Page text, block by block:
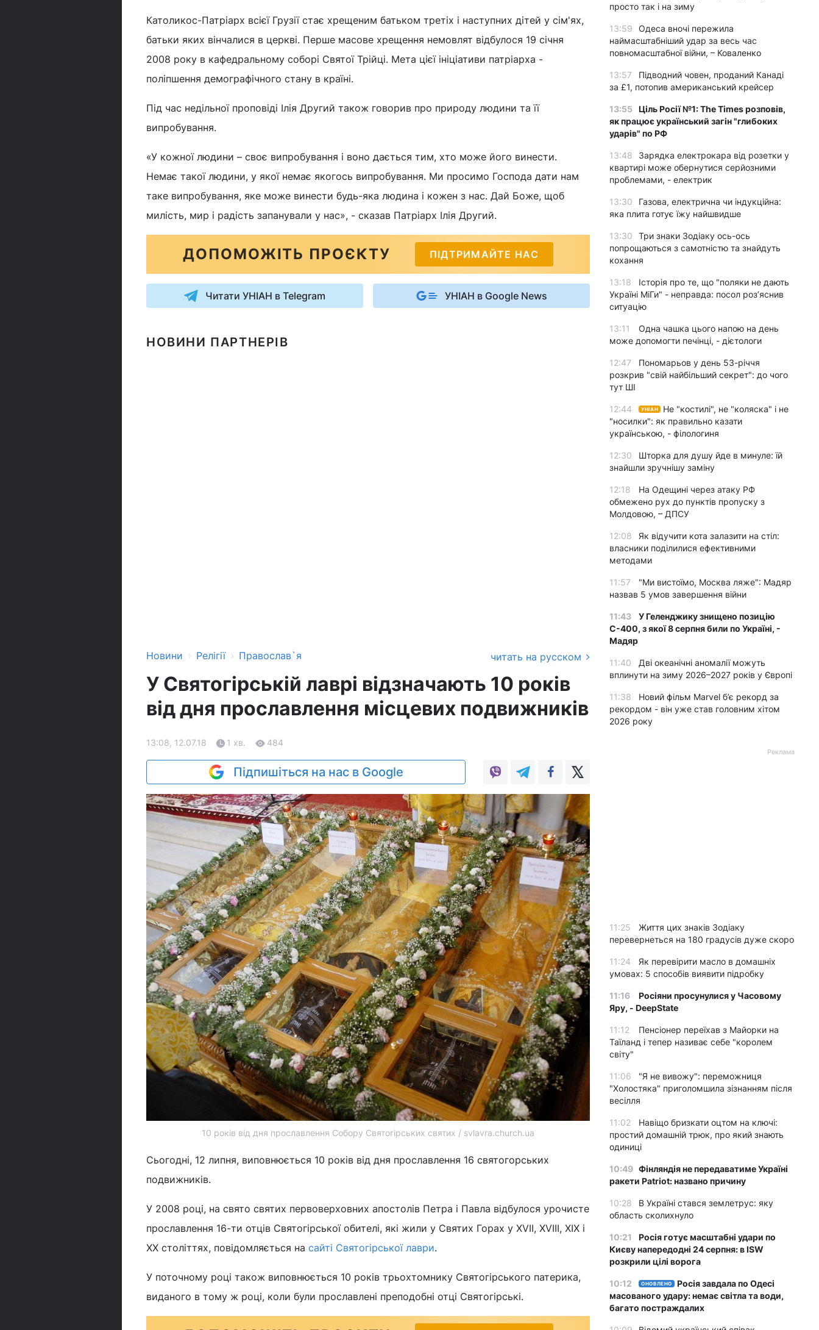
Католикос-Патріарх всієї Грузії стає хрещеним батьком третіх і наступних дітей у сім'ях,
батьки яких вінчалися в церкві. Перше масове хрещення немовлят відбулося 19 січня
2008 року в кафедральному соборі Святої Трійці. Мета цієї ініціативи патріарха -
поліпшення демографічного стану в країні.
Під час недільної проповіді Ілія Другий також говорив про природу людини та її
випробування.
«У кожної людини – своє випробування і воно дається тим, хто може його винести.
Немає такої людини, у якої немає якогось випробування. Ми просимо Господа дати нам
таке випробування, яке може винести будь-яка людина і кожен з нас. Дай Боже, щоб
милість, мир і радість запанували у нас», - сказав Патріарх Ілія Другий.
ДОПОМОЖІТЬ ПРОЄКТУ ПІДТРИМАЙТЕ НАС
Читати УНІАН в Telegram УНІАН в Google News
НОВИНИ ПАРТНЕРІВ
Новини › Релігії › Православ`я читать на русском
У Святогірській лаврі відзначають 10 років
від дня прославлення місцевих подвижників
13:08, 12.07.18 1 хв. 484
Підпишіться на нас в Google
10 років від дня прославлення Собору Святогірських святих / svlavra.church.ua
Сьогодні, 12 липня, виповнюється 10 років від дня прославлення 16 святогорських
подвижників.
У 2008 році, на свято святих первоверховних апостолів Петра і Павла відбулося урочисте
прославлення 16-ти отців Святогірської обителі, які жили у Святих Горах у XVII, XVIII, XIX і
XX століттях, повідомляється на сайті Святогірської лаври.
У поточному році також виповнюється 10 років трьохтомнику Святогірського патерика,
виданого в тому ж році, коли були прославлені преподобні отці Святогірські.
просто так і на зиму
13:59
Одеса вночі пережила
наймасштабніший удар за весь час
повномасштабної війни, – Коваленко
13:57
Підводний човен, проданий Канаді
за £1, потопив американський крейсер
13:55 Ціль Росії №1: The Times розповів,
як працює український загін "глибоких
ударів" по РФ
13:48
Зарядка електрокара від розетки у
квартирі може обернутися серйозними
проблемами, - електрик
13:30
Газова, електрична чи індукційна:
яка плита готує їжу найшвидше
13:30
Три знаки Зодіаку ось-ось
попрощаються з самотністю та знайдуть
кохання
13:18
Історія про те, що "поляки не дають
Україні МіГи" - неправда: посол роз’яснив
ситуацію
13:11
Одна чашка цього напою на день
може допомогти печінці, - дієтологи
12:47
Пономарьов у день 53-річчя
розкрив "свій найбільший секрет": до чого
тут ШІ
12:44 УНІАН
Не "костилі", не "коляска" і не
"носилки": як правильно казати
українською, - філологиня
12:30
Шторка для душу йде в минуле: їй
знайшли зручнішу заміну
12:18
На Одещині через атаку РФ
обмежено рух до пунктів пропуску з
Молдовою, – ДПСУ
12:08
Як відучити кота залазити на стіл:
власники поділилися ефективними
методами
11:57
"Ми вистоїмо, Москва ляже": Мадяр
назвав 5 умов завершення війни
11:43
У Геленджику знищено позицію
С-400, з якої 8 серпня били по Україні, -
Мадяр
11:40
Дві океанічні аномалії можуть
вплинути на зиму 2026–2027 років у Європі
11:38
Новий фільм Marvel б’є рекорд за
рекордом - він уже став головним хітом
2026 року
Реклама
11:25
Життя цих знаків Зодіаку
перевернеться на 180 градусів дуже скоро
11:24
Як перевірити масло в домашніх
умовах: 5 способів виявити підробку
11:16
Росіяни просунулися у Часовому
Яру, - DeepState
11:12
Пенсіонер переїхав з Майорки на
Таїланд і тепер називає себе "королем
світу"
11:06
"Я не вивожу": переможниця
"Холостяка" приголомшила зізнанням після
весілля
11:02
Навіщо бризкати оцтом на ключі:
простий домашній трюк, про який знають
одиниці
10:49 Фінляндія не передаватиме Україні
ракети Patriot: названо причину
10:28
В Україні стався землетрус: яку
область сколихнуло
10:21
Росія готує масштабні удари по
Києву напередодні 24 серпня: в ISW
розкрили цілі ворога
10:12 ОНОВЛЕНО
Росія завдала по Одесі
масованого удару: немає світла та води,
багато постраждалих